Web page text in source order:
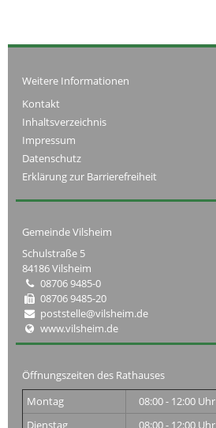
Weitere Informationen
Kontakt
Inhaltsverzeichnis
Impressum
Datenschutz
Erklärung zur Barrierefreiheit
Gemeinde Vilsheim
Schulstraße 5
84186 Vilsheim
08706 9485-0
08706 9485-20
poststelle@vilsheim.de
www.vilsheim.de
Öffnungszeiten des Rathauses
Montag
08:00 - 12:00 Uhr